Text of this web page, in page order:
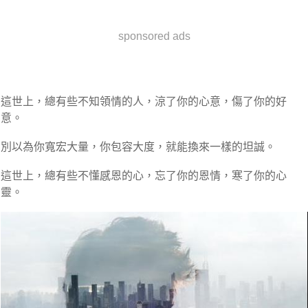
sponsored ads
這世上，總有些不知領情的人，涼了你的心意，傷了你的好
意。
別以為你寬宏大量，你包容大度，就能換來一樣的坦誠。
這世上，總有些不懂感恩的心，忘了你的恩情，寒了你的心
靈。